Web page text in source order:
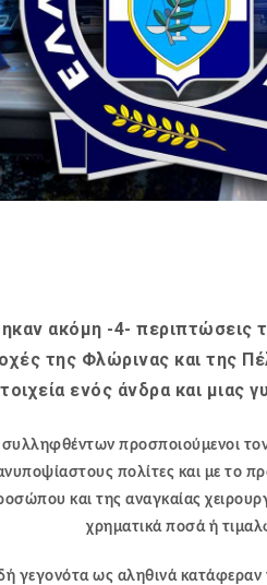
ακόμη -4-
της Φλώρινας και της
ενός άνδρα και μιας
συλληφθέντωνπροσποιούμενοι
πολίτες και με το
και της αναγκαίας
χρηματικά ποσά ή
γεγονότα ως αληθινά